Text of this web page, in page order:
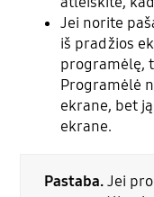
Jei norite
iš pradžios
programėlę,
Programėlė
ekrane, bet
ekrane.
Pastaba.Jei